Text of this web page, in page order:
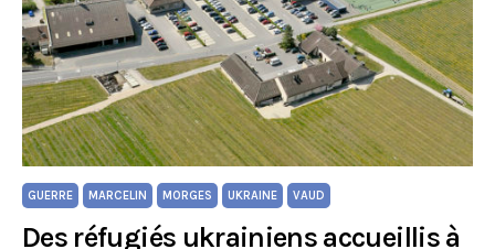
GUERRE MARCELIN MORGES UKRAINE VAUD
Des réfugiés ukrainiens accueillis à